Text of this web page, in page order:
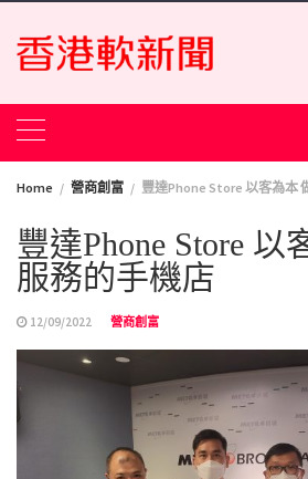
Skip
content
Home 營商創富 豐達Phone Store 以客為本
豐達Phone Store 以
服務的手機店
12/09/2022 營商創富